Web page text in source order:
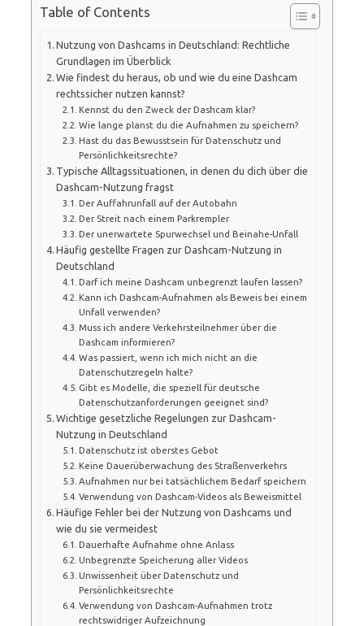
Table of Contents
Nutzung von Dashcams in Deutschland: Rechtliche
Grundlagen im Überblick
Wie findest du heraus, ob und wie du eine Dashcam
rechtssicher nutzen kannst?
Kennst du den Zweck der Dashcam klar?
Wie lange planst du die Aufnahmen zu speichern?
Hast du das Bewusstsein für Datenschutz und
Persönlichkeitsrechte?
Typische Alltagssituationen, in denen du dich über die
Dashcam-Nutzung fragst
Der Auffahrunfall auf der Autobahn
Der Streit nach einem Parkrempler
Der unerwartete Spurwechsel und Beinahe-Unfall
Häufig gestellte Fragen zur Dashcam-Nutzung in
Deutschland
Darf ich meine Dashcam unbegrenzt laufen lassen?
Kann ich Dashcam-Aufnahmen als Beweis bei einem
Unfall verwenden?
Muss ich andere Verkehrsteilnehmer über die
Dashcam informieren?
Was passiert, wenn ich mich nicht an die
Datenschutzregeln halte?
Gibt es Modelle, die speziell für deutsche
Datenschutzanforderungen geeignet sind?
Wichtige gesetzliche Regelungen zur Dashcam-
Nutzung in Deutschland
Datenschutz ist oberstes Gebot
Keine Dauerüberwachung des Straßenverkehrs
Aufnahmen nur bei tatsächlichem Bedarf speichern
Verwendung von Dashcam-Videos als Beweismittel
Häufige Fehler bei der Nutzung von Dashcams und
wie du sie vermeidest
Dauerhafte Aufnahme ohne Anlass
Unbegrenzte Speicherung aller Videos
Unwissenheit über Datenschutz und
Persönlichkeitsrechte
Verwendung von Dashcam-Aufnahmen trotz
rechtswidriger Aufzeichnung